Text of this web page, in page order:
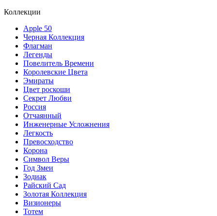
Коллекции
Apple 50
Черная Коллекция
Флагман
Легенды
Повелитель Времени
Королевские Цвета
Эмираты
Цвет роскоши
Секрет Любви
Россия
Отчаянный
Инженерные Усложнения
Легкость
Превосходство
Корона
Символ Веры
Год Змеи
Зодиак
Райский Сад
Золотая Коллекция
Визионеры
Тотем